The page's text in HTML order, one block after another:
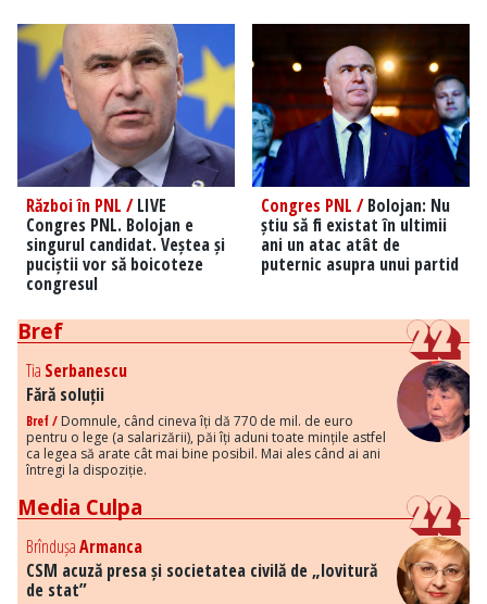
Război în PNL /LIVE
Congres PNL. Bolojan e
singurul candidat. Veștea și
puciștii vor să boicoteze
congresul
Congres PNL /Bolojan: Nu
știu să fi existat în ultimii
ani un atac atât de
puternic asupra unui partid
Bref
Tia Serbanescu
Fără soluții
Bref / Domnule, când cineva îți dă 770 de mil. de euro
pentru o lege (a salarizării), păi îți aduni toate mințile astfel
ca legea să arate cât mai bine posibil. Mai ales când ai ani
întregi la dispoziție.
Media Culpa
BrîndușaArmanca
CSM acuză presa și societatea civilă de „lovitură
de stat”